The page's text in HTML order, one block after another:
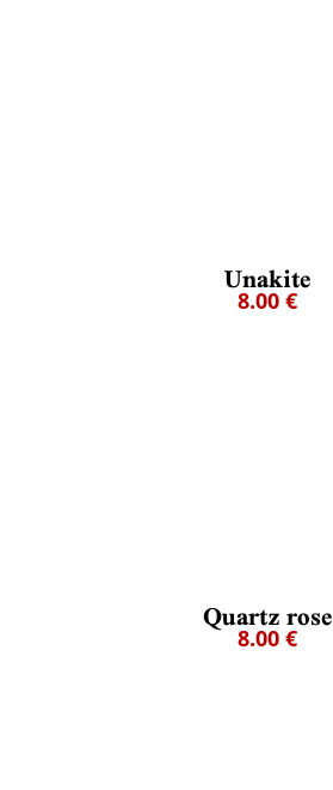
Unakite
8.00 €
Quartz rose
8.00 €